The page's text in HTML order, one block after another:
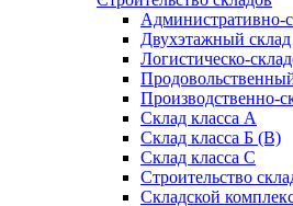
Административно-
Двухэтажный склад
Логистическо-
Производственно-
Склад класса А
Склад класса Б (B)
Склад класса С
Строительство
Складской